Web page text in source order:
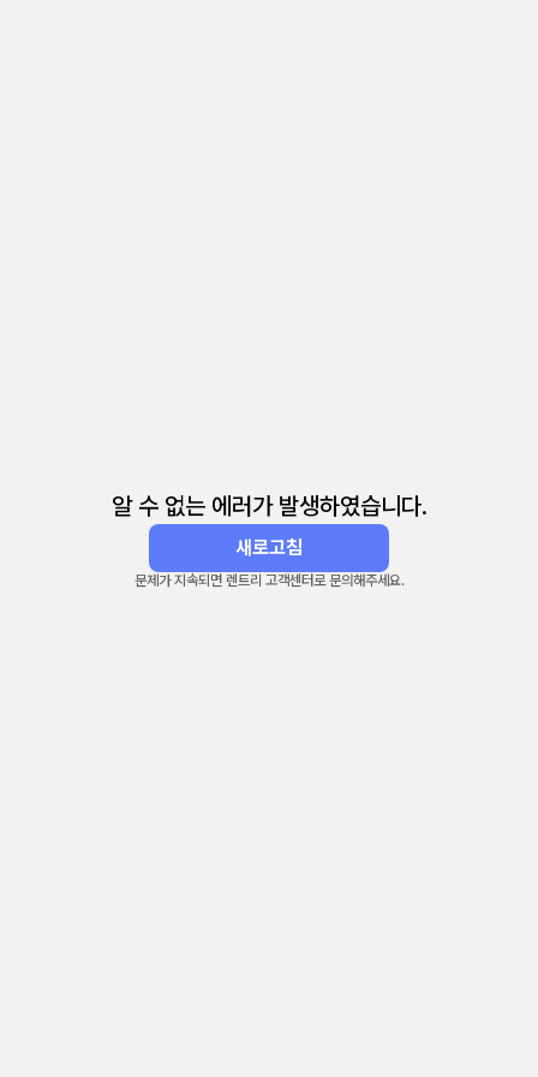
알 수 없는 에러가 발생하였습니다.
새로고침
문제가 지속되면 렌트리 고객센터로 문의해주세요.